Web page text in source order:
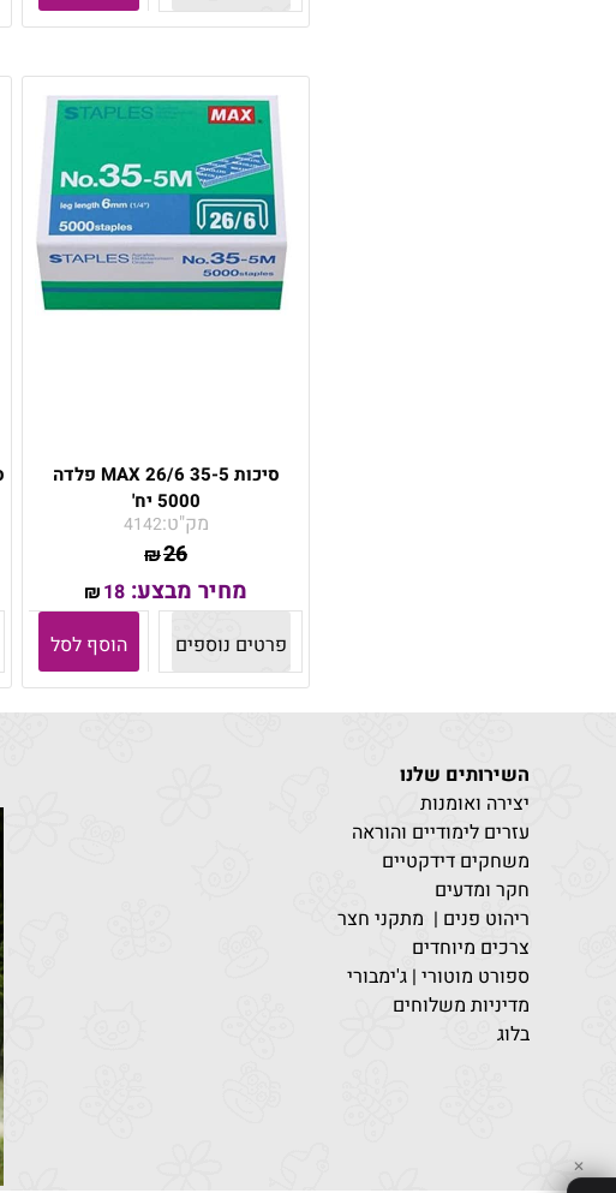
סיכות MAX 26/6 35-5 פלדה
5000 יח'
מק"ט:4142
₪26
מחיר מבצע: ₪18
פרטים נוספים
הוסף לסל
השירותים שלנו
יצירה ואומנות
עזרים לימודיים והוראה
משחקים דידקטיים
חקר ומדעים
ריהוט פנים | מתקני חצר
צרכים מיוחדים
ספורט מוטורי | ג'ימבורי
מדיניות משלוחים
בלוג
✕